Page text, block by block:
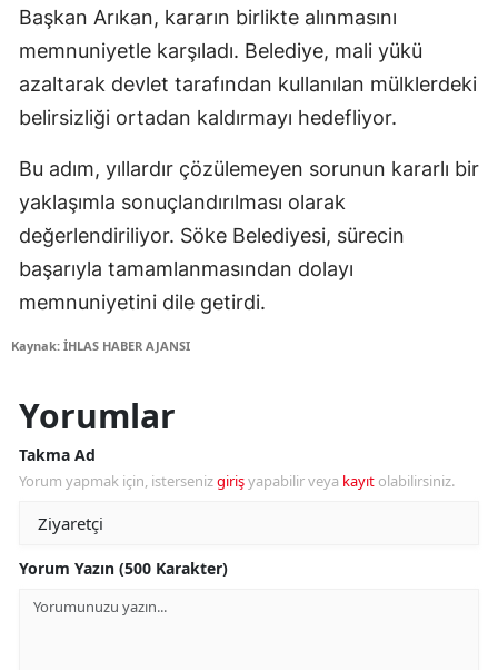
Başkan Arıkan, kararın birlikte alınmasını
memnuniyetle karşıladı. Belediye, mali yükü
azaltarak devlet tarafından kullanılan mülklerdeki
belirsizliği ortadan kaldırmayı hedefliyor.
Bu adım, yıllardır çözülemeyen sorunun kararlı bir
yaklaşımla sonuçlandırılması olarak
değerlendiriliyor. Söke Belediyesi, sürecin
başarıyla tamamlanmasından dolayı
memnuniyetini dile getirdi.
Kaynak: İHLAS HABER AJANSI
Yorumlar
Takma Ad
Yorum yapmak için, istersenizgirişyapabilir veya kayıt olabilirsiniz.
Yorum Yazın (500 Karakter)